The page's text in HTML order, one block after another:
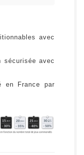
avec
sécurisée avec
en France par